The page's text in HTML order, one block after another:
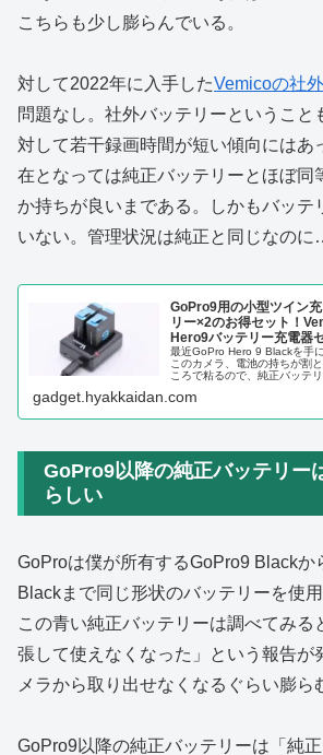
こちらも少し膨らんでいる。
対して2022年に入手したVemicoの社
問題なし。社外バッテリーということ
対して若干録画時間が短い傾向にはあ
在となっては純正バッテリーとほぼ同
か持ちが良いまである。しかもバッテ
いない。管理状況は純正と同じなのに
GoPro9用の小型ツイン
リー×2のお得セット！
Hero9バッテリー充電器
最近GoPro Hero 9 Blackを手
このカメラ、電池の持ちが割
ころで粘るので、純正バッテ
てるとちょっと...
gadget.hyakkaidan.com
GoPro9以降の純正バッテリー
らしい
GoProは僕が所有するGoPro9 Blackか
Blackまで同じ形状のバッテリーを使
この青い純正バッテリーは調べてみる
張して使えなくなった」という報告が
メラから取り出せなくなるぐらい膨ら
GoPro9以降の純正バッテリーは「純